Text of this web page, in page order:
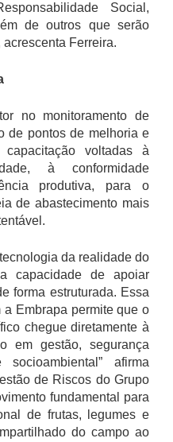
Social,
de outros que serão
Ferreira.
no monitoramento de
de pontos de melhoria e
voltadas à
à conformidade
produtiva, para o
de abastecimento mais
da realidade do
capacidade de apoiar
forma estruturada. Essa
Embrapa permite que o
chegue diretamente à
em gestão, segurança
afirma
de Riscos do Grupo
fundamental para
de frutas, legumes e
do campo ao